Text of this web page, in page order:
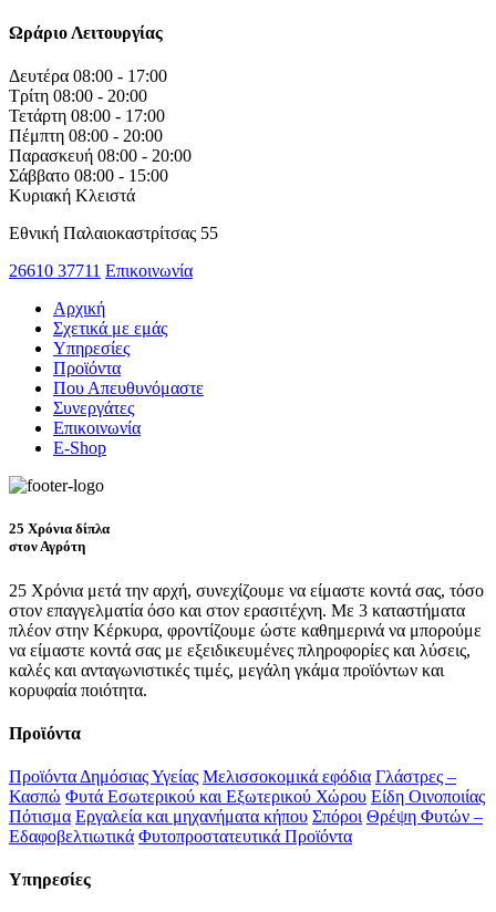
Ωράριο Λειτουργίας
Δευτέρα 08:00 - 17:00
Τρίτη 08:00 - 20:00
Τετάρτη 08:00 - 17:00
Πέμπτη 08:00 - 20:00
Παρασκευή 08:00 - 20:00
Σάββατο 08:00 - 15:00
Κυριακή Κλειστά
Εθνική Παλαιοκαστρίτσας 55
26610 37711 Επικοινωνία
Αρχική
Σχετικά με εμάς
Υπηρεσίες
Προϊόντα
Που Απευθυνόμαστε
Συνεργάτες
Επικοινωνία
E-Shop
25 Χρόνια δίπλα
στον Αγρότη
25 Χρόνια μετά την αρχή, συνεχίζουμε να είμαστε κοντά σας, τόσο
στον επαγγελματία όσο και στον ερασιτέχνη. Με 3 καταστήματα
πλέον στην Κέρκυρα, φροντίζουμε ώστε καθημερινά να μπορούμε
να είμαστε κοντά σας με εξειδικευμένες πληροφορίες και λύσεις,
καλές και ανταγωνιστικές τιμές, μεγάλη γκάμα προϊόντων και
κορυφαία ποιότητα.
Προϊόντα
Προϊόντα Δημόσιας Υγείας Μελισσοκομικά εφόδια Γλάστρες –
Κασπώ Φυτά Εσωτερικού και Εξωτερικού Χώρου Είδη Οινοποιίας
Πότισμα Εργαλεία και μηχανήματα κήπου Σπόροι Θρέψη Φυτών –
Εδαφοβελτιωτικά Φυτοπροστατευτικά Προϊόντα
Υπηρεσίες